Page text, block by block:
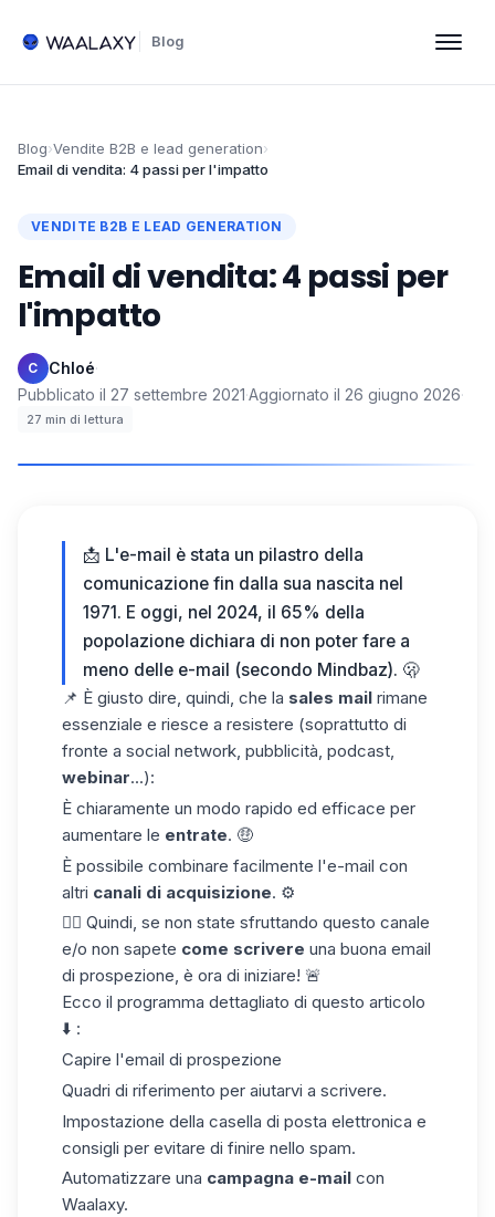
Blog
Blog›Vendite B2B e lead generation›
Email di vendita: 4 passi per l'impatto
VENDITE B2B E LEAD GENERATION
Email di vendita: 4 passi per
l'impatto
C Chloé·
Pubblicato il 27 settembre 2021·Aggiornato il 26 giugno 2026·
27 min di lettura
📩 L'e-mail è stata un pilastro della
comunicazione fin dalla sua nascita nel
1971. E oggi, nel 2024, il 65% della
popolazione dichiara di non poter fare a
meno delle e-mail (secondo Mindbaz). 🫢
📌 È giusto dire, quindi, che la sales mail rimane
essenziale e riesce a resistere (soprattutto di
fronte a social network, pubblicità, podcast,
webinar...):
È chiaramente un modo rapido ed efficace per
aumentare le entrate. 🤑
È possibile combinare facilmente l'e-mail con
altri canali di acquisizione. ⚙️
👉🏼 Quindi, se non state sfruttando questo canale
e/o non sapete come scrivere una buona email
di prospezione, è ora di iniziare! 🚨
Ecco il programma dettagliato di questo articolo
⬇️ :
Capire l'email di prospezione
Quadri di riferimento per aiutarvi a scrivere.
Impostazione della casella di posta elettronica e
consigli per evitare di finire nello spam.
Automatizzare una campagna e-mail con
Waalaxy.